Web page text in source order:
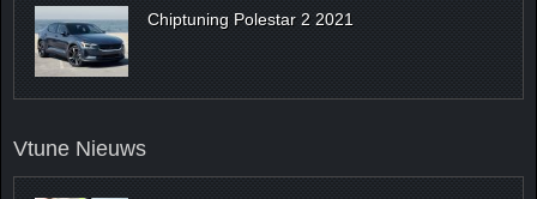
Chiptuning Polestar 2 2021
Vtune Nieuws